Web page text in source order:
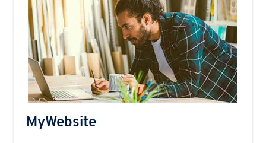
MyWebsite